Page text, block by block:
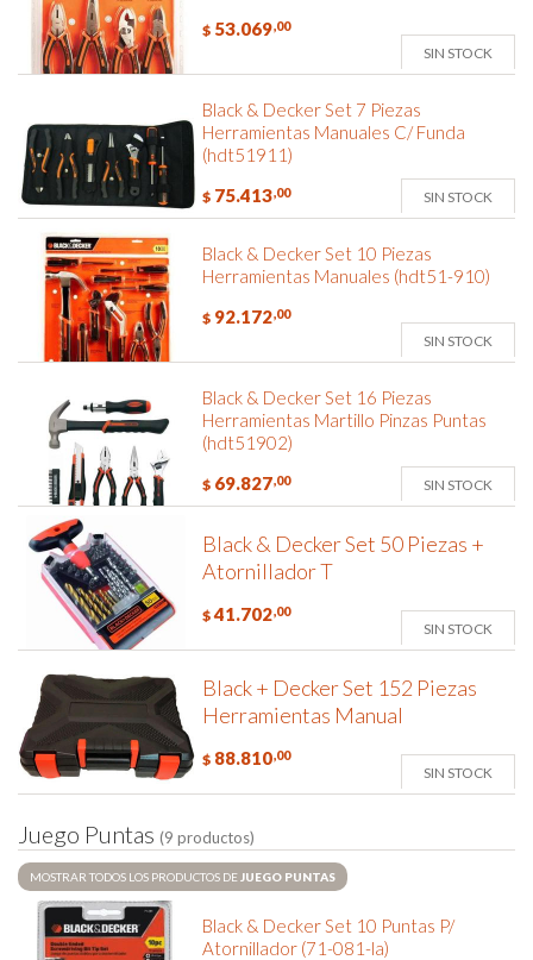
$ 53.069,00
SIN STOCK
Black & Decker Set 7 Piezas
Herramientas Manuales C/ Funda
(hdt51911)
$ 75.413,00 SIN STOCK
Black & Decker Set 10 Piezas
Herramientas Manuales (hdt51-910)
$ 92.172,00
SIN STOCK
Black & Decker Set 16 Piezas
Herramientas Martillo Pinzas Puntas
(hdt51902)
$ 69.827,00 SIN STOCK
Black & Decker Set 50 Piezas +
Atornillador T
$ 41.702,00
SIN STOCK
Black + Decker Set 152 Piezas
Herramientas Manual
$ 88.810,00
SIN STOCK
Juego Puntas (9 productos)
MOSTRAR TODOS LOS PRODUCTOS DE JUEGO PUNTAS
Black & Decker Set 10 Puntas P/
Atornillador (71-081-la)